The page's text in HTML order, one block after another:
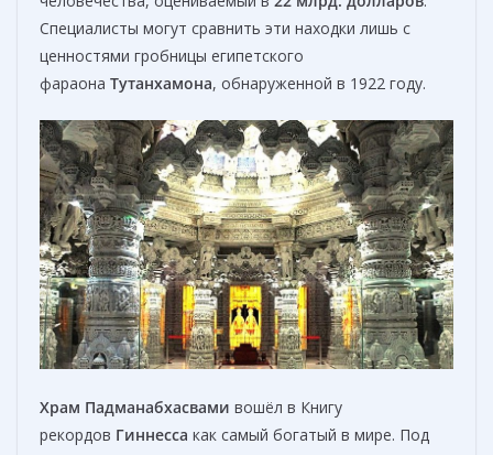
Специалисты могут сравнить эти находки лишь с
ценностями гробницы египетского
фараона Тутанхамона, обнаруженной в 1922 году.
Храм Падманабхасвами вошёл в Книгу
рекордов Гиннесса как самый богатый в мире. Под